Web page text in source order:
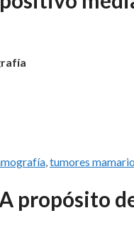
,tumores
propósito